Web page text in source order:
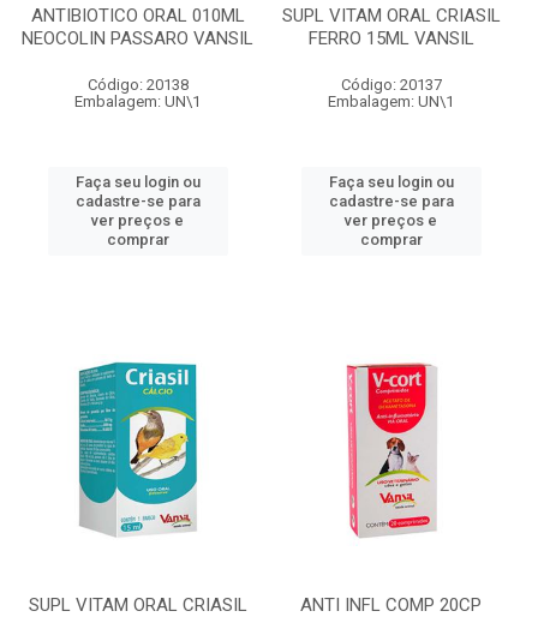
ANTIBIOTICO ORAL 010ML
NEOCOLIN PASSARO VANSIL
Código: 20138
Embalagem: UN\1
Faça seu login ou
cadastre-se para
ver preços e
comprar
SUPL VITAM ORAL CRIASIL
FERRO 15ML VANSIL
Código: 20137
Embalagem: UN\1
Faça seu login ou
cadastre-se para
ver preços e
comprar
SUPL VITAM ORAL CRIASIL ANTI INFL COMP 20CP